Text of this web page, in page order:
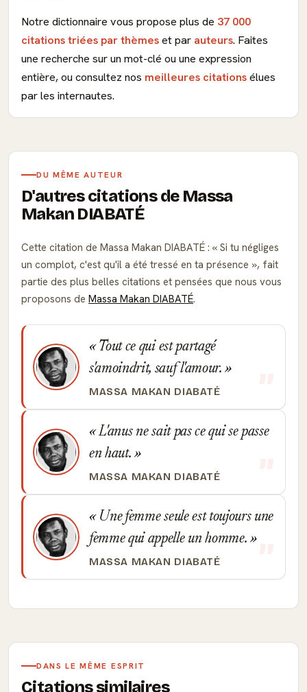
Notre dictionnaire vous propose plus de 37 000
citations triées par thèmeset par auteurs. Faites
une recherche sur un mot-clé ou une expression
entière, ou consultez nos meilleures citationsélues
par les internautes.
DU MÊME AUTEUR
D'autres citations de Massa
Makan DIABATÉ
Cette citation de Massa Makan DIABATÉ :
Si tu négliges
un complot, c'est qu'il a été tressé en ta présence
, fait
partie des plus belles citations et pensées que nous vous
proposons de Massa Makan DIABATÉ.
Tout ce qui est partagé
s'amoindrit, sauf l'amour.
MASSA MAKAN DIABATÉ
L'anus ne sait pas ce qui se passe
en haut.
MASSA MAKAN DIABATÉ
Une femme seule est toujours une
femme qui appelle un homme.
MASSA MAKAN DIABATÉ
DANS LE MÊME ESPRIT
Citations similaires